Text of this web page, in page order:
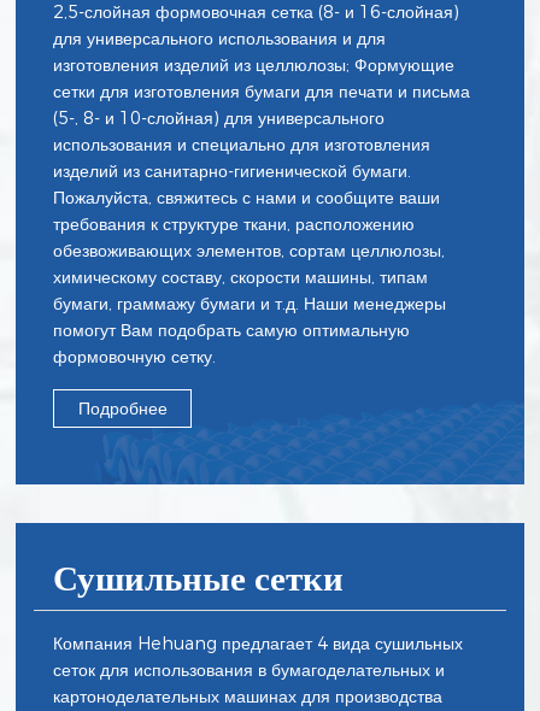
2,5-слойная формовочная сетка (8- и 16-слойная)
для универсального использования и для
изготовления изделий из целлюлозы; Формующие
сетки для изготовления бумаги для печати и письма
(5-, 8- и 10-слойная) для универсального
использования и специально для изготовления
изделий из санитарно-гигиенической бумаги.
Пожалуйста, свяжитесь с нами и сообщите ваши
требования к структуре ткани, расположению
обезвоживающих элементов, сортам целлюлозы,
химическому составу, скорости машины, типам
бумаги, граммажу бумаги и т.д. Наши менеджеры
помогут Вам подобрать самую оптимальную
формовочную сетку.
Подробнее
Сушильные сетки
Компания Hehuang предлагает 4 вида сушильных
сеток для использования в бумагоделательных и
картоноделательных машинах для производства